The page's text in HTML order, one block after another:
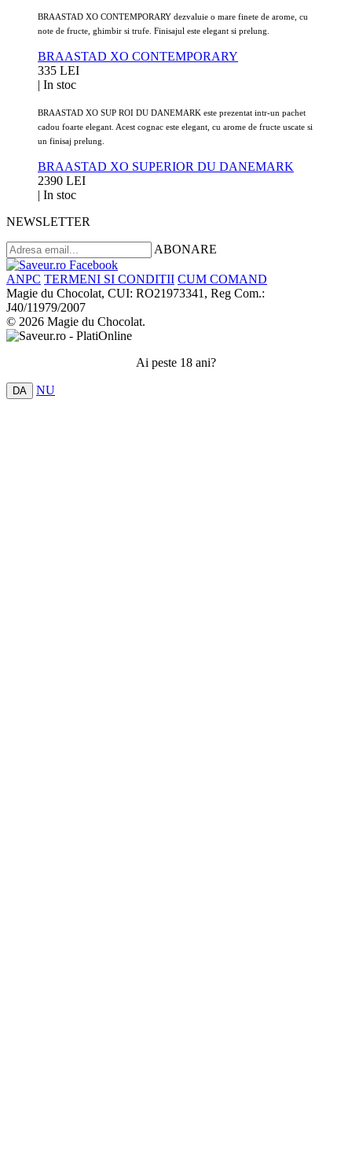
BRAASTAD XO CONTEMPORARY dezvaluie o mare finete de arome, cu
note de fructe, ghimbir si trufe. Finisajul este elegant si prelung.
BRAASTAD XO CONTEMPORARY
335 LEI
| In stoc
BRAASTAD XO SUP ROI DU DANEMARK este prezentat intr-un pachet
cadou foarte elegant. Acest cognac este elegant, cu arome de fructe uscate si
un finisaj prelung.
BRAASTAD XO SUPERIOR DU DANEMARK
2390 LEI
| In stoc
NEWSLETTER
ABONARE
ANPC TERMENI SI CONDITII CUM COMAND
Magie du Chocolat, CUI: RO21973341, Reg Com.:
J40/11979/2007
© 2026 Magie du Chocolat.
Ai peste 18 ani?
DA NU